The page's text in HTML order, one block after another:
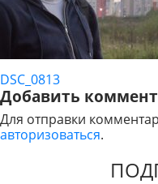
НАВИГАЦИЯ
ПО
ЗАПИСЯМ
DSC_0813
Добавить
Для отправки
авторизоваться.